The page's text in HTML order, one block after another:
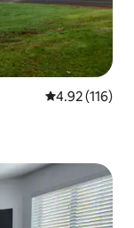
レビュー116
4.92 (116)